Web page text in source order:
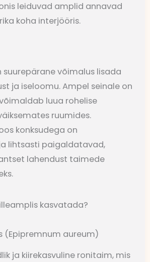
leiduvad amplid annavad
koha interjööris.
suurepärane võimalus lisada
ja iseloomu. Ampel seinale on
luua rohelise
ruumides.
konksudega on
lihtsasti paigaldatavad,
lahendust taimede
kasvatada?
(Epipremnum aureum)
ja kiirekasvuline ronitaim, mis